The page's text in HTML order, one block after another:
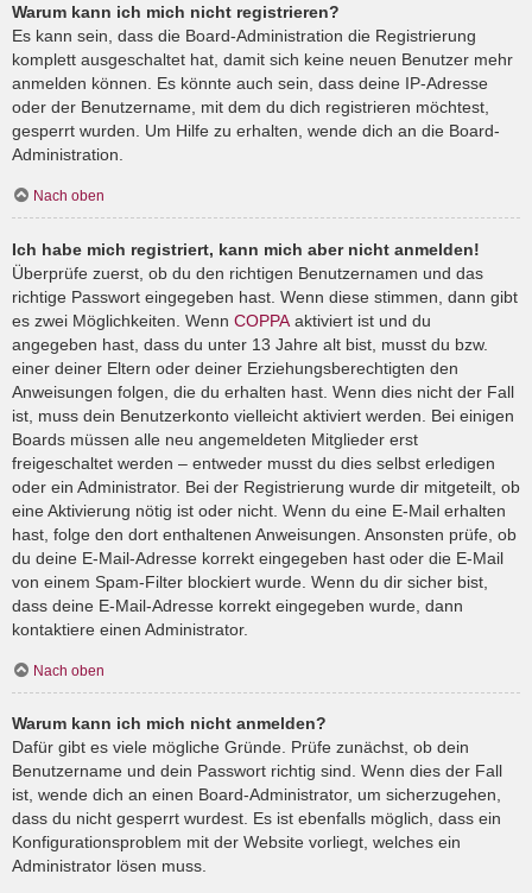
Warum kann ich mich nicht registrieren?
Es kann sein, dass die Board-Administration die Registrierung
komplett ausgeschaltet hat, damit sich keine neuen Benutzer mehr
anmelden können. Es könnte auch sein, dass deine IP-Adresse
oder der Benutzername, mit dem du dich registrieren möchtest,
gesperrt wurden. Um Hilfe zu erhalten, wende dich an die Board-
Administration.
Nach oben
Ich habe mich registriert, kann mich aber nicht anmelden!
Überprüfe zuerst, ob du den richtigen Benutzernamen und das
richtige Passwort eingegeben hast. Wenn diese stimmen, dann gibt
es zwei Möglichkeiten. Wenn COPPA aktiviert ist und du
angegeben hast, dass du unter 13 Jahre alt bist, musst du bzw.
einer deiner Eltern oder deiner Erziehungsberechtigten den
Anweisungen folgen, die du erhalten hast. Wenn dies nicht der Fall
ist, muss dein Benutzerkonto vielleicht aktiviert werden. Bei einigen
Boards müssen alle neu angemeldeten Mitglieder erst
freigeschaltet werden – entweder musst du dies selbst erledigen
oder ein Administrator. Bei der Registrierung wurde dir mitgeteilt, ob
eine Aktivierung nötig ist oder nicht. Wenn du eine E-Mail erhalten
hast, folge den dort enthaltenen Anweisungen. Ansonsten prüfe, ob
du deine E-Mail-Adresse korrekt eingegeben hast oder die E-Mail
von einem Spam-Filter blockiert wurde. Wenn du dir sicher bist,
dass deine E-Mail-Adresse korrekt eingegeben wurde, dann
kontaktiere einen Administrator.
Nach oben
Warum kann ich mich nicht anmelden?
Dafür gibt es viele mögliche Gründe. Prüfe zunächst, ob dein
Benutzername und dein Passwort richtig sind. Wenn dies der Fall
ist, wende dich an einen Board-Administrator, um sicherzugehen,
dass du nicht gesperrt wurdest. Es ist ebenfalls möglich, dass ein
Konfigurationsproblem mit der Website vorliegt, welches ein
Administrator lösen muss.